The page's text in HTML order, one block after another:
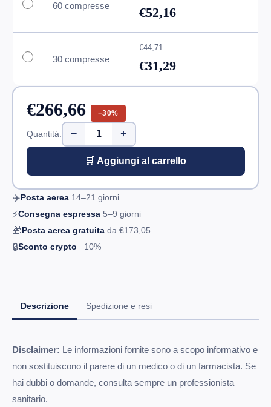
60 compresse €52,16
30 compresse
€44,71
€31,29
€266,66 −30%
Quantità: − +
🛒 Aggiungi al carrello
✈️Posta aerea 14–21 giorni
⚡Consegna espressa 5–9 giorni
🎁Posta aerea gratuita da €173,05
🔒Sconto crypto −10%
Descrizione Spedizione e resi
Disclaimer: Le informazioni fornite sono a scopo informativo e
non sostituiscono il parere di un medico o di un farmacista. Se
hai dubbi o domande, consulta sempre un professionista
sanitario.